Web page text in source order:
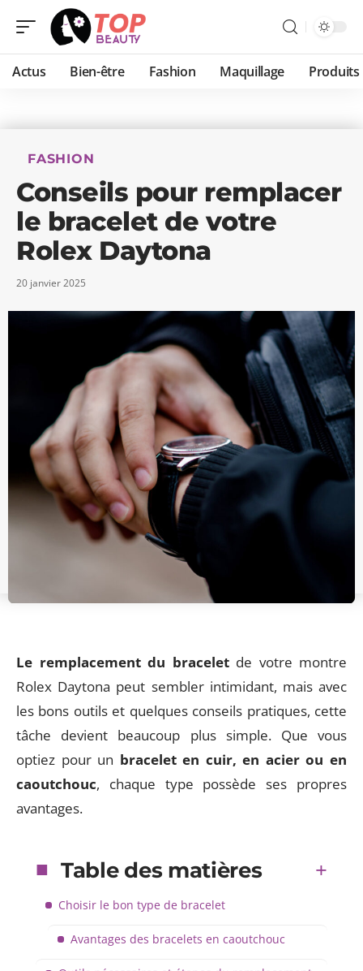
Actus Bien-être Fashion Maquillage Produits
FASHION
Conseils pour remplacer
le bracelet de votre
Rolex Daytona
20 janvier 2025
Le remplacement du braceletde votre montre
Rolex Daytona peut sembler intimidant, mais avec
les bons outils et quelques conseils pratiques, cette
tâche devient beaucoup plus simple. Que vous
optiez pour un bracelet en cuir, en acier ou en
caoutchouc, chaque type possède ses propres
avantages.
Table des matières
Choisir le bon type de bracelet
Avantages des bracelets en caoutchouc